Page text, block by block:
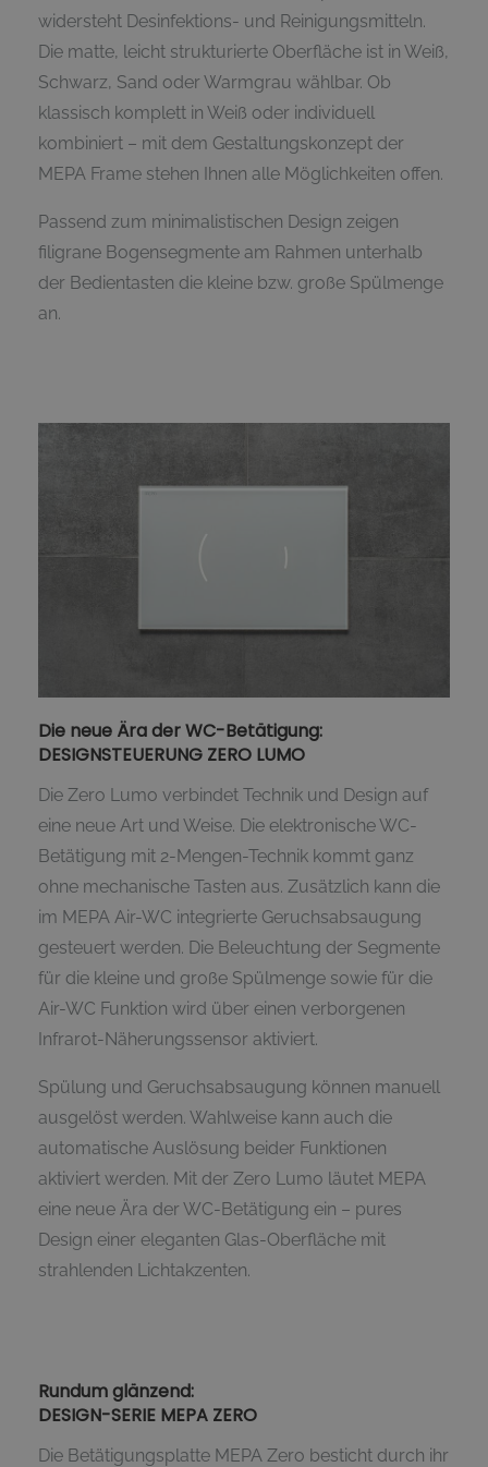
widersteht Desinfektions- und Reinigungsmitteln.
Die matte, leicht strukturierte Oberfläche ist in Weiß,
Schwarz, Sand oder Warmgrau wählbar. Ob
klassisch komplett in Weiß oder individuell
kombiniert – mit dem Gestaltungskonzept der
MEPA Frame stehen Ihnen alle Möglichkeiten offen.
Passend zum minimalistischen Design zeigen
filigrane Bogensegmente am Rahmen unterhalb
der Bedientasten die kleine bzw. große Spülmenge
an.
Die neue Ära der WC-Betätigung:
DESIGNSTEUERUNG ZERO LUMO
Die Zero Lumo verbindet Technik und Design auf
eine neue Art und Weise. Die elektronische WC-
Betätigung mit 2-Mengen-Technik kommt ganz
ohne mechanische Tasten aus. Zusätzlich kann die
im MEPA Air-WC integrierte Geruchsabsaugung
gesteuert werden. Die Beleuchtung der Segmente
für die kleine und große Spülmenge sowie für die
Air-WC Funktion wird über einen verborgenen
Infrarot-Näherungssensor aktiviert.
Spülung und Geruchsabsaugung können manuell
ausgelöst werden. Wahlweise kann auch die
automatische Auslösung beider Funktionen
aktiviert werden. Mit der Zero Lumo läutet MEPA
eine neue Ära der WC-Betätigung ein – pures
Design einer eleganten Glas-Oberfläche mit
strahlenden Lichtakzenten.
Rundum glänzend:
DESIGN-SERIE MEPA ZERO
Die Betätigungsplatte MEPA Zero besticht durch ihr